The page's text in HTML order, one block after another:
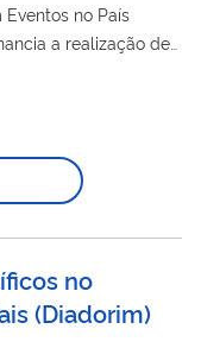
no País
a realização de
promovendo a
O apoio é
à cobertura
eventos. Para
no
(Diadorim)